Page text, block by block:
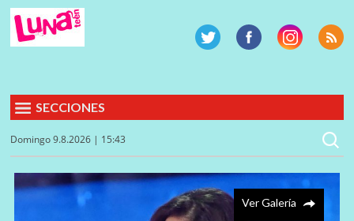
SECCIONES
Domingo 9.8.2026 | 15:43
Ver Galería